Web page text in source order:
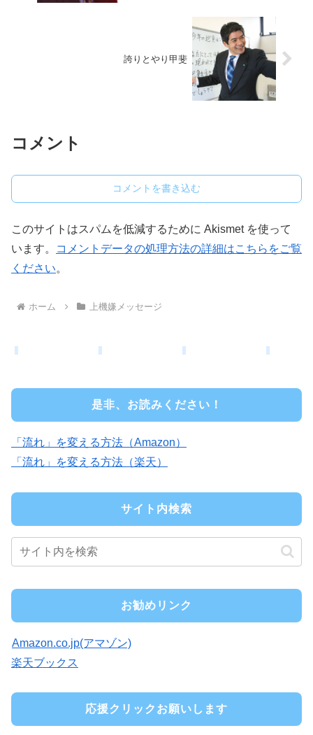
誇りとやり甲斐
コメント
コメントを書き込む
このサイトはスパムを低減するために Akismet を使って
います。
コメントデータの処理方法の詳細はこちらをご覧
ください。
ホーム 上機嫌メッセージ
是非、お読みください！
「流れ」を変える方法（Amazon）
「流れ」を変える方法（楽天）
サイト内検索
お勧めリンク
Amazon.co.jp(アマゾン)
楽天ブックス
応援クリックお願いします